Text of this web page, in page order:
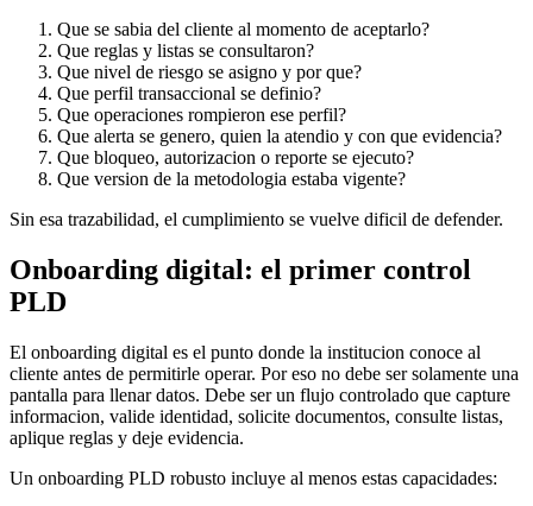
Que se sabia del cliente al momento de aceptarlo?
Que reglas y listas se consultaron?
Que nivel de riesgo se asigno y por que?
Que perfil transaccional se definio?
Que operaciones rompieron ese perfil?
Que alerta se genero, quien la atendio y con que evidencia?
Que bloqueo, autorizacion o reporte se ejecuto?
Que version de la metodologia estaba vigente?
Sin esa trazabilidad, el cumplimiento se vuelve dificil de defender.
Onboarding digital: el primer control
PLD
El onboarding digital es el punto donde la institucion conoce al
cliente antes de permitirle operar. Por eso no debe ser solamente una
pantalla para llenar datos. Debe ser un flujo controlado que capture
informacion, valide identidad, solicite documentos, consulte listas,
aplique reglas y deje evidencia.
Un onboarding PLD robusto incluye al menos estas capacidades: